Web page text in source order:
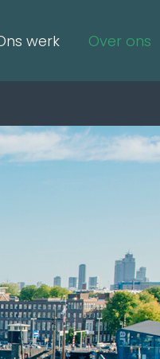
werk Over ons